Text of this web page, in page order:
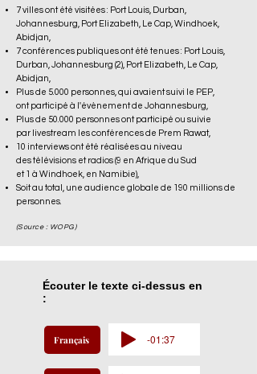
7 villesont été visitées : Port Louis, Durban,
Johannesburg, Port Elizabeth, Le Cap, Windhoek,
Abidjan,
7 conférences publiques ont été tenues : Port Louis,
Durban, Johannesburg (2) Port Elizabeth,
Le Cap,
Abidjan,
Plus de 5.000 personnes, qui avaient suivi le PEP,
ont participé à l'évènement de Johannesburg,
Plus de 50.000 personnes ont participé ou suivie
par livestream les conférences de Prem Rawat,
10 interviews ont été réaliséesau niveau
des télévisions et radios(9 en Afrique du Sud
et 1 à Windhoek , en Namibie),
Soit au total, une audience globale de 190 millions de
personnes.
(Source : WOPG )
Écouter le texte ci-dessus en
:
Français -01:37